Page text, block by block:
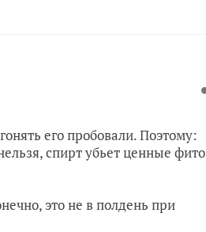
его пробовали. Поэтому:
спирт убьет ценные фито
это не в полдень при